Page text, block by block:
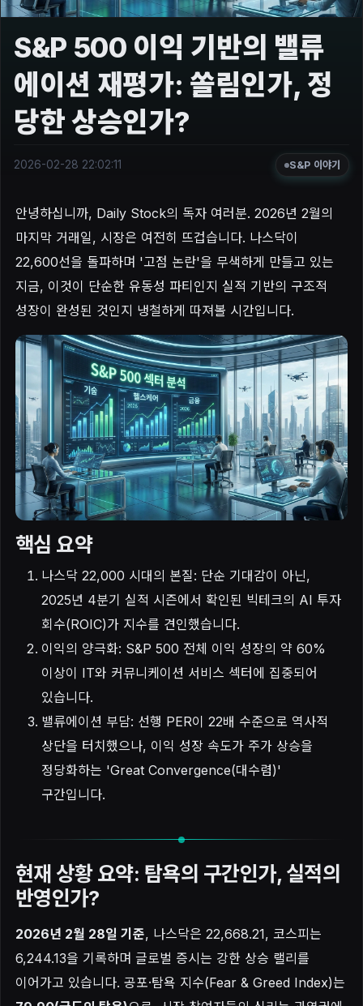
S&P 500 이익 기반의 밸류
에이션 재평가: 쏠림인가, 정
당한 상승인가?
2026-02-28 22:02:11 S&P 이야기
안녕하십니까, Daily Stock의 독자 여러분. 2026년 2월의
마지막 거래일, 시장은 여전히 뜨겁습니다. 나스닥이
22,600선을 돌파하며 '고점 논란'을 무색하게 만들고 있는
지금, 이것이 단순한 유동성 파티인지 실적 기반의 구조적
성장이 완성된 것인지 냉철하게 따져볼 시간입니다.
핵심 요약
나스닥 22,000 시대의 본질: 단순 기대감이 아닌,
2025년 4분기 실적 시즌에서 확인된 빅테크의 AI 투자
회수(ROIC)가 지수를 견인했습니다.
이익의 양극화: S&P 500 전체 이익 성장의 약 60%
이상이 IT와 커뮤니케이션 서비스 섹터에 집중되어
있습니다.
밸류에이션 부담: 선행 PER이 22배 수준으로 역사적
상단을 터치했으나, 이익 성장 속도가 주가 상승을
정당화하는 'Great Convergence(대수렴)'
구간입니다.
현재 상황 요약: 탐욕의 구간인가, 실적의
반영인가?
2026년 2월 28일 기준, 나스닥은 22,668.21, 코스피는
6,244.13을 기록하며 글로벌 증시는 강한 상승 랠리를
이어가고 있습니다. 공포·탐욕 지수(Fear & Greed Index)는